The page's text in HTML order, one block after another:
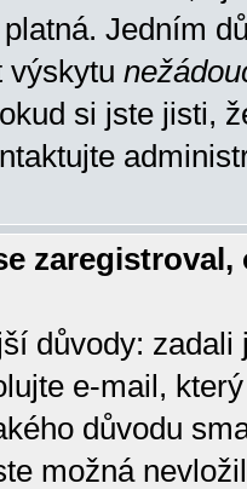
Jedním
výskytu
si jste jisti,
důvody:
e-mail,
důvodu
možná